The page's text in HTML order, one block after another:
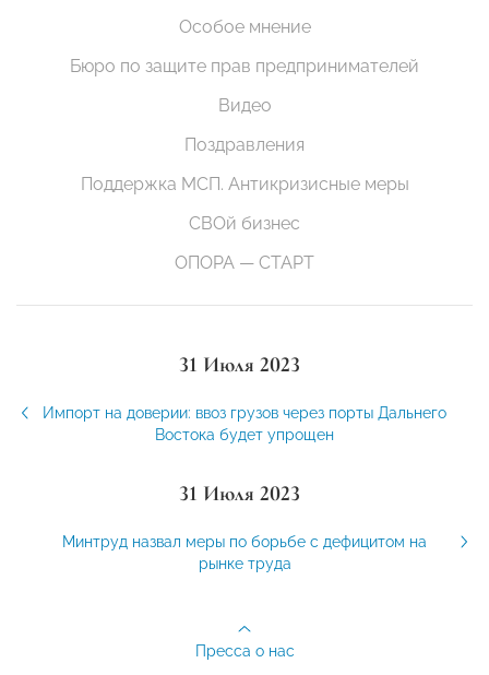
Особое мнение
Бюро по защите прав предпринимателей
Видео
Поздравления
Поддержка МСП. Антикризисные меры
СВОй бизнес
ОПОРА — СТАРТ
31 Июля 2023
Импорт на доверии: ввоз грузов через порты Дальнего
Востока будет упрощен
31 Июля 2023
Минтруд назвал меры по борьбе с дефицитом на
рынке труда
Пресса о нас